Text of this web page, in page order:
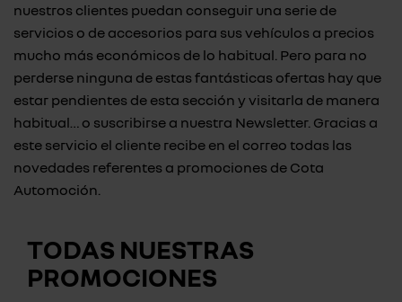
nuestros clientes puedan conseguir una serie de
servicios o de accesorios para sus vehículos a precios
mucho más económicos de lo habitual. Pero para no
perderse ninguna de estas fantásticas ofertas hay que
estar pendientes de esta sección y visitarla de manera
habitual… o suscribirse a nuestra Newsletter. Gracias a
este servicio el cliente recibe en el correo todas las
novedades referentes a promociones de Cota
Automoción.
TODAS NUESTRAS
PROMOCIONES